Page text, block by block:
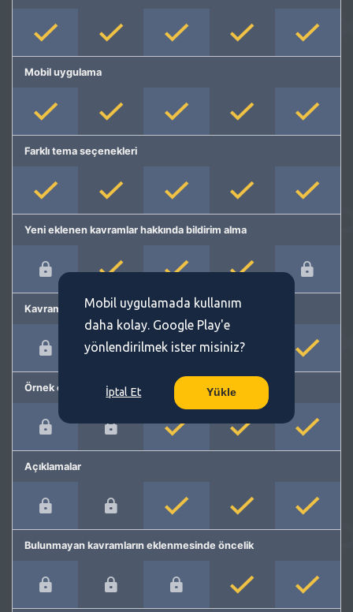
Mobil uygulama
Farklı tema seçenekleri
Yeni eklenen kavramlar hakkında bildirim alma
Kavram önerme
Örnek cümleler
Açıklamalar
Bulunmayan kavramların eklenmesinde öncelik
Mobil uygulamada kullanım
daha kolay. Google Play'e
yönlendirilmek ister misiniz?
İptal Et Yükle